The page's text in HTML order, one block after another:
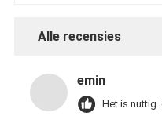
Alle recensies
emin
Het is nuttig.